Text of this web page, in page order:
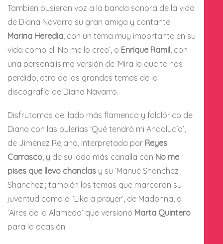
También pusieron voz a la banda sonora de la vida
de Diana Navarro su gran amiga y cantante
Marina Heredia , con un tema muy importante en su
vida como el ‘No me lo creo’, o Enrique Ramil , con
una personalísima versión de ‘Mira lo que te has
perdido, otro de los grandes temas de la
discografía de Diana Navarro.
Disfrutamos del lado más flamenco y folclórico de
Diana con las bulerías ‘Qué tendrá mi Andalucía’,
de Jiménez Rejano, interpretada por Reyes
Carrasco , y de su lado más canalla con No me
pises que llevo chanclas y su ‘Manué Shanchez
Shanchez’; también los temas que marcaron su
juventud como el ‘Like a prayer’, de Madonna, o
‘Aires de la Alameda’ que versionó Marta Quintero
para la ocasión.